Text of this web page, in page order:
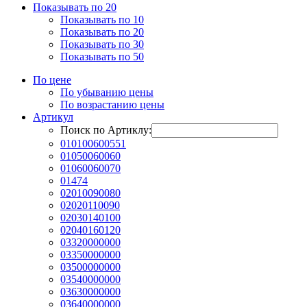
Показывать по 20
Показывать по 10
Показывать по 20
Показывать по 30
Показывать по 50
По цене
По убыванию цены
По возрастанию цены
Артикул
Поиск по Артиклу:
010100600551
01050060060
01060060070
01474
02010090080
02020110090
02030140100
02040160120
03320000000
03350000000
03500000000
03540000000
03630000000
03640000000